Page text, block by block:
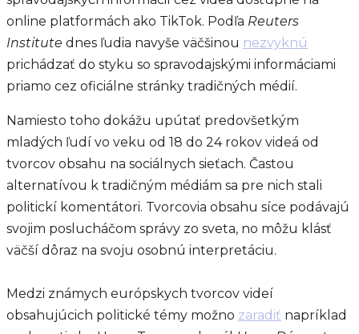
online platformách ako TikTok. Podľa Reuters
Institute dnes ľudia navyše väčšinou nezvyknú
prichádzať do styku so spravodajskými informáciami
priamo cez oficiálne stránky tradičných médií.
Namiesto toho dokážu upútať predovšetkým
mladých ľudí vo veku od 18 do 24 rokov videá od
tvorcov obsahu na sociálnych sieťach. Častou
alternatívou k tradičným médiám sa pre nich stali
politickí komentátori. Tvorcovia obsahu síce podávajú
svojim poslucháčom správy zo sveta, no môžu klásť
väčší dôraz na svoju osobnú interpretáciu.
Medzi známych európskych tvorcov videí
obsahujúcich politické témy možno zaradiť napríklad